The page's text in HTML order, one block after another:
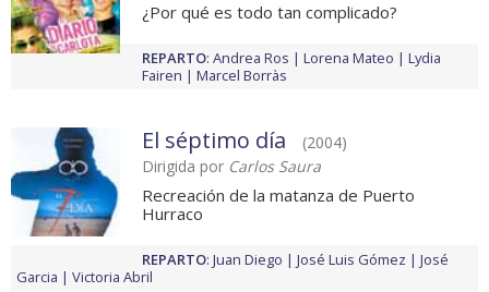
¿Por qué es todo tan complicado?
REPARTO: Andrea Ros Lorena Mateo
Lydia
Fairen
Marcel Borràs
El séptimo día
(2004)
Dirigida por Carlos Saura
Recreación de la matanza de Puerto
Hurraco
REPARTO: Juan Diego José Luis Gómez
José
Garcia
Victoria Abril